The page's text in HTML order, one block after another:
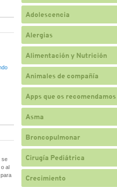
se
al
Adolescencia
Alergias
Alimentación y Nutrición
Animales de compañía
Apps que os recomendamos
Asma
Broncopulmonar
Cirugía Pediátrica
Crecimiento